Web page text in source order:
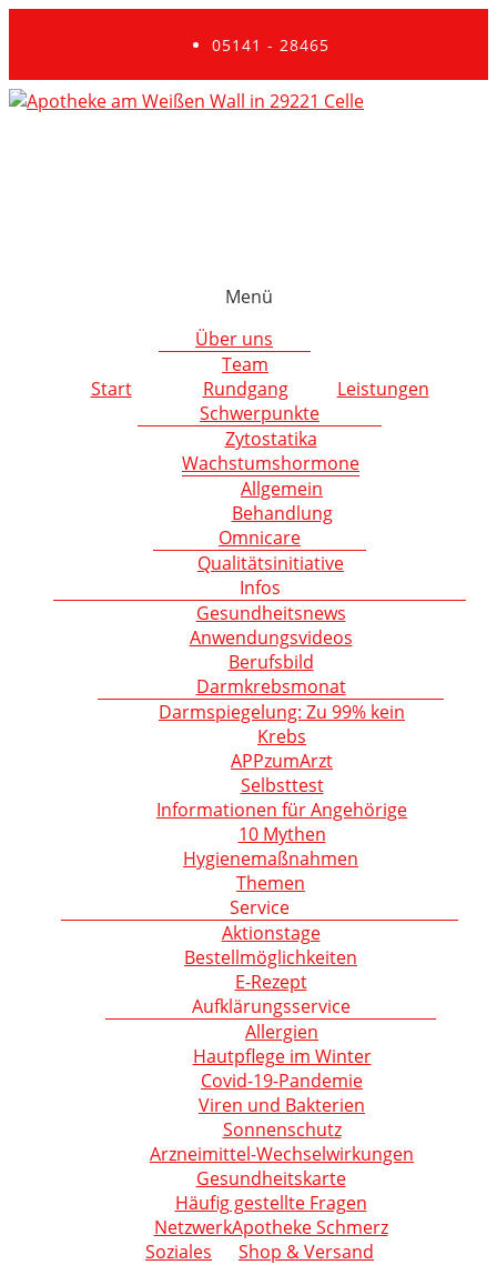
05141 - 28465
Menü
Start
Über uns
Team
Rundgang
Leistungen
Schwerpunkte
Zytostatika
Wachstumshormone
Allgemein
Behandlung
Omnicare
Qualitätsinitiative
Infos
Gesundheitsnews
Anwendungsvideos
Berufsbild
Darmkrebsmonat
Darmspiegelung: Zu 99% kein
Krebs
APPzumArzt
Selbsttest
Informationen für Angehörige
10 Mythen
Hygienemaßnahmen
Themen
Service
Aktionstage
Bestellmöglichkeiten
E-Rezept
Aufklärungsservice
Allergien
Hautpflege im Winter
Covid-19-Pandemie
Viren und Bakterien
Sonnenschutz
Arzneimittel-Wechselwirkungen
Gesundheitskarte
Häufig gestellte Fragen
NetzwerkApotheke Schmerz
Soziales
Shop & Versand